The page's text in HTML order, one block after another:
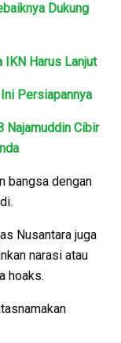
Dukung
Harus Lanjut
Persiapannya
Najamuddin Cibir
bangsa dengan
Nusantara juga
narasi atau
hoaks.